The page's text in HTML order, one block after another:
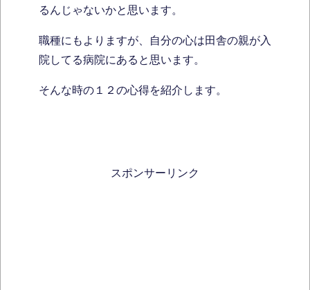
るんじゃないかと思います。
職種にもよりますが、自分の心は田舎の親が入
院してる病院にあると思います。
そんな時の１２の心得を紹介します。
スポンサーリンク